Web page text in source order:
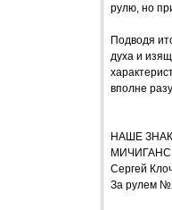
рулю, но
Подводя
духа и
вполне
НАШЕ
Сергей
За рулем